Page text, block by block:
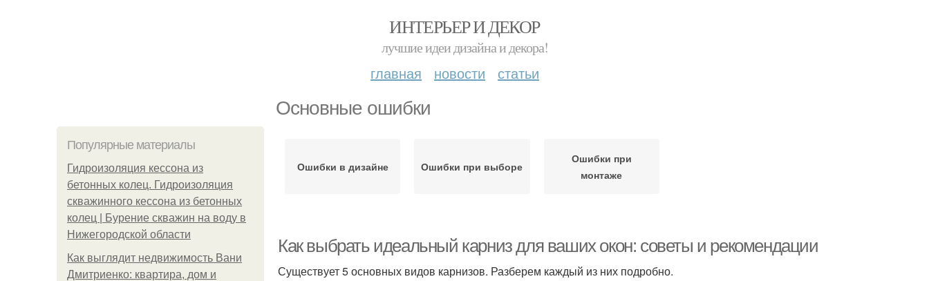
ИНТЕРЬЕР И ДЕКОР
лучшие идеи дизайна и декора!
главная новости статьи
Основные ошибки
Популярные материалы
Гидроизоляция кессона из
бетонных колец. Гидроизоляция
скважинного кессона из бетонных
колец | Бурение скважин на воду в
Нижегородской области
Как выглядит недвижимость Вани
Дмитриенко: квартира, дом и
Ошибки в дизайне Ошибки при выборе
Ошибки при
монтаже
Как выбрать идеальный карниз для ваших окон: советы и рекомендации
Существует 5 основных видов карнизов. Разберем каждый из них подробно.